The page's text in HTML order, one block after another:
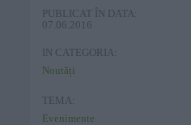
PUBLICAT ÎN DATA:
07.06.2016
IN CATEGORIA:
Noutăți
TEMA:
Evenimente